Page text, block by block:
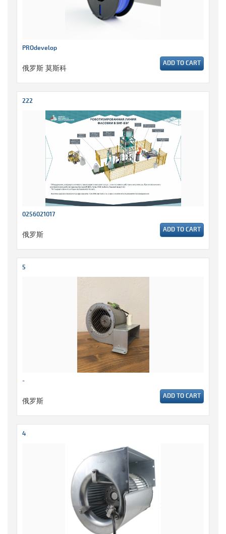
PROdevelop
俄罗斯 莫斯科 ADD TO CART
222
0256021017
俄罗斯 ADD TO CART
5
-
俄罗斯 ADD TO CART
4